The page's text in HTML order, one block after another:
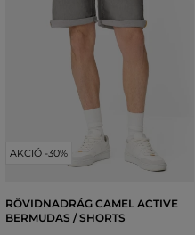
AKCIÓ -30%
RÖVIDNADRÁG CAMEL ACTIVE
BERMUDAS / SHORTS